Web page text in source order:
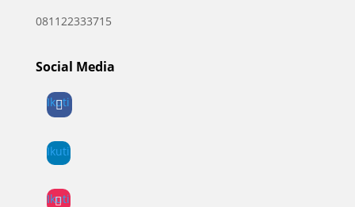
081122333715
Social Media
Ikuti
Ikuti
Ikuti